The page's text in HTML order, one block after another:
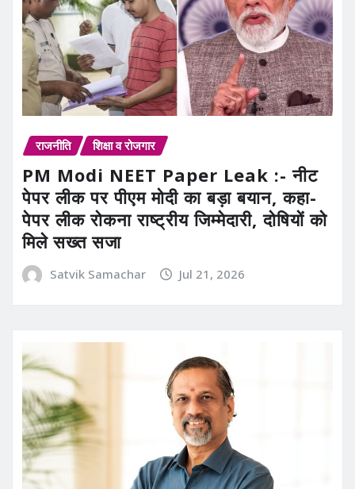
राजनीति शिक्षा व रोजगार
PM Modi NEET Paper Leak :- नीट
पेपर लीक पर पीएम मोदी का बड़ा बयान, कहा-
पेपर लीक रोकना राष्ट्रीय जिम्मेदारी, दोषियों को
मिले सख्त सजा
Satvik Samachar Jul 21, 2026